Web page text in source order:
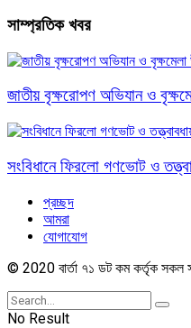
সাম্প্রতিক খবর
জাতীয় বৃক্ষরোপণ অভিযান ও
সংবিধানে ফিরলো গণভোট ও
প্রচ্ছদ
আমরা
যোগাযোগ
© 2020 বার্তা ৭১ ডট কম কর্তৃক সকল
No Result